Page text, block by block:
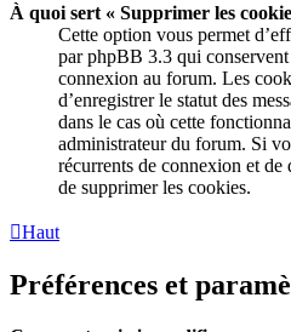
À quoi sert « Supprimer les
Cette option vous permet
par phpBB 3.3 qui
connexion au forum. Les
d’enregistrer le statut des
dans le cas où cette
administrateur du forum. Si
récurrents de connexion et
de supprimer les cookies.
Haut
Préférences et